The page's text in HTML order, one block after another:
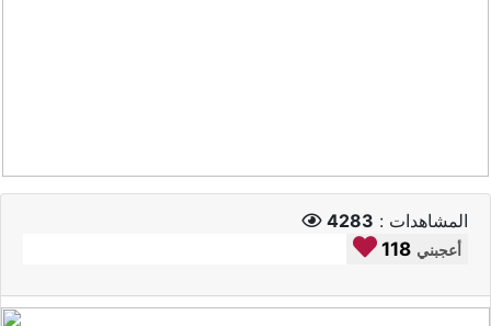
المشاهدات : 4283
118 أعجبني